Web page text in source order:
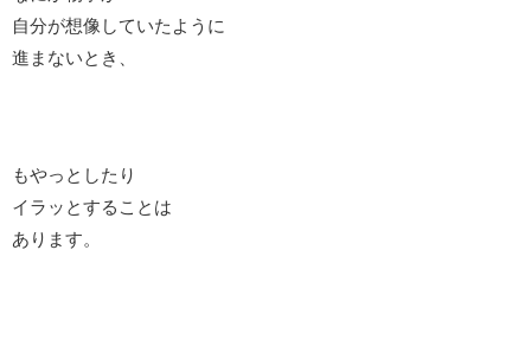
自分が想像していたように
進まないとき、
もやっとしたり
イラッとすることは
あります。